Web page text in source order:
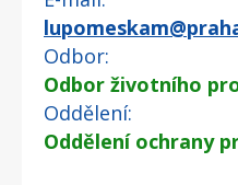
Odbor
Odbor životního
Oddělení
Oddělení ochrany